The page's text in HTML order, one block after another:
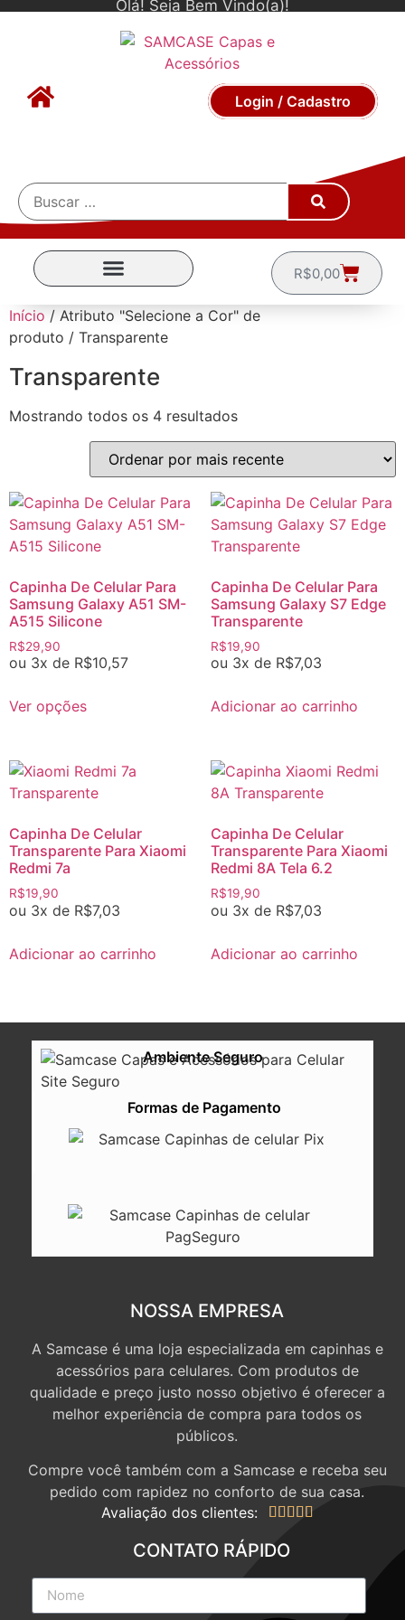
Olá! Seja Bem Vindo(a)!
Login / Cadastro
R$0,00
Início / Atributo "Selecione a Cor" de
produto / Transparente
Transparente
Mostrando todos os 4 resultados
Capinha De Celular Para
Samsung Galaxy A51 SM-
A515 Silicone
R$29,90
ou 3x de R$10,57
Ver opções
Capinha De Celular Para
Samsung Galaxy S7 Edge
Transparente
R$19,90
ou 3x de R$7,03
Adicionar ao carrinho
Capinha De Celular
Transparente Para Xiaomi
Redmi 7a
R$19,90
ou 3x de R$7,03
Adicionar ao carrinho
Capinha De Celular
Transparente Para Xiaomi
Redmi 8A Tela 6.2
R$19,90
ou 3x de R$7,03
Adicionar ao carrinho
Ambiente Seguro
Formas de Pagamento
NOSSA EMPRESA
A Samcase é uma loja especializada em capinhas e
acessórios para celulares. Com produtos de
qualidade e preço justo nosso objetivo é oferecer a
melhor experiência de compra para todos os
públicos.
Compre você também com a Samcase e receba seu
pedido com rapidez no conforto de sua casa.
Avaliação dos clientes:
    
CONTATO RÁPIDO